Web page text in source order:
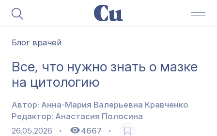
Блог врачей
Все, что нужно знать о мазке
на цитологию
Автор: Анна-Мария Валерьевна Кравченко
Редактор: Анастасия Полосина
26.05.2026
4667